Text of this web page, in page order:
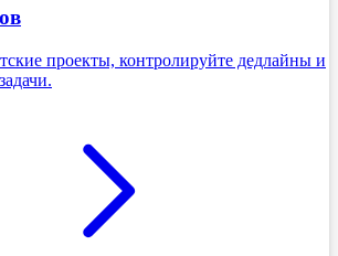
проекты, контролируйте дедлайны и